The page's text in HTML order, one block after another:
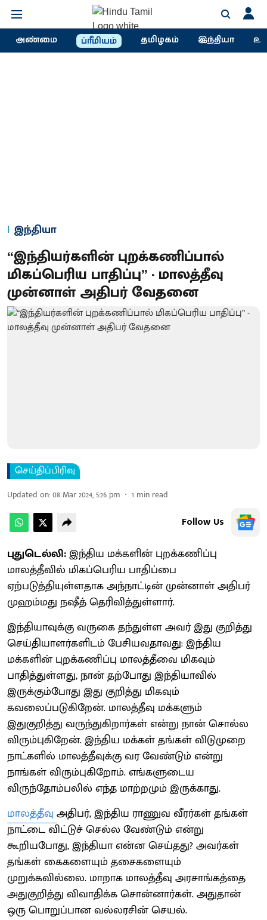
அண்மை ப்ரீமியம் தமிழகம் இந்தியா
இந்தியா
“இந்தியர்களின் புறக்கணிப்பால்
மிகப்பெரிய பாதிப்பு” - மாலத்தீவு
முன்னாள் அதிபர் வேதனை
செய்திப்பிரிவு
Updated on:08 Mar 2024, 5:26 pm 1 min read
Follow Us
புதுடெல்லி:இந்திய மக்களின் புறக்கணிப்பு
மாலத்தீவில் மிகப்பெரிய பாதிப்பை
ஏற்படுத்தியுள்ளதாக அந்நாட்டின் முன்னாள் அதிபர்
முஹம்மது நஷீத் தெரிவித்துள்ளார்.
இந்தியாவுக்கு வருகை தந்துள்ள அவர் இது குறித்து
செய்தியாளர்களிடம் பேசியவதாவது: இந்திய
மக்களின் புறக்கணிப்பு மாலத்தீவை மிகவும்
பாதித்துள்ளது, நான் தற்போது இந்தியாவில்
இருக்கும்போது இது குறித்து மிகவும்
கவலைப்படுகிறேன். மாலத்தீவு மக்களும்
இதுகுறித்து வருந்துகிறார்கள் என்று நான் சொல்ல
விரும்புகிறேன். இந்திய மக்கள் தங்கள் விடுமுறை
நாட்களில் மாலத்தீவுக்கு வர வேண்டும் என்று
நாங்கள் விரும்புகிறோம். எங்களுடைய
விருந்தோம்பலில் எந்த மாற்றமும் இருக்காது.
மாலத்தீவு அதிபர், இந்திய ராணுவ வீரர்கள் தங்கள்
நாட்டை விட்டுச் செல்ல வேண்டும் என்று
கூறியபோது, இந்தியா என்ன செய்தது? அவர்கள்
தங்கள் கைகளையும் தசைகளையும்
முறுக்கவில்லை. மாறாக மாலத்தீவு அரசாங்கத்தை
அதுகுறித்து விவாதிக்க சொன்னார்கள். அதுதான்
ஒரு பொறுப்பான வல்லரசின் செயல்.